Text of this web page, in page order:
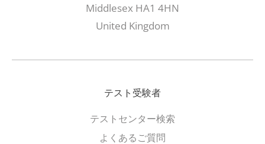
Middlesex HA1 4HN
United Kingdom
テスト受験者
テストセンター検索
よくあるご質問